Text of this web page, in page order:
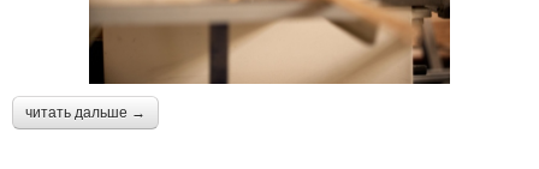
читать дальше →